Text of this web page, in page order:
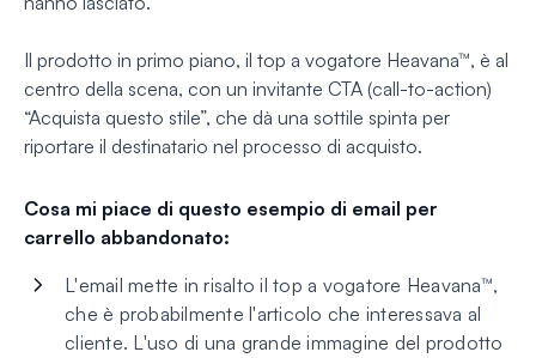
Il prodotto in primo piano, il top a vogatore Heavana™, è al
centro della scena, con un invitante CTA (call-to-action)
“Acquista questo stile”, che dà una sottile spinta per
riportare il destinatario nel processo di acquisto.
Cosa mi piace di questo esempio di email per
carrello abbandonato:
L'email mette in risalto il top a vogatore Heavana™,
che è probabilmente l'articolo che interessava al
cliente. L'uso di una grande immagine del prodotto